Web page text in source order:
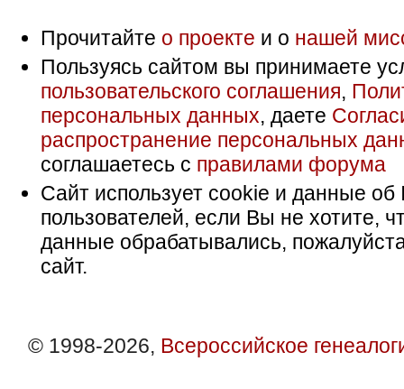
Прочитайте о проекте и о нашей
Пользуясь сайтом вы принимаете
пользовательского соглашения,
персональных данных, даете
распространение персональных
соглашаетесь с правилами форума
Сайт использует cookie и данные об
пользователей, если Вы не хотите,
данные обрабатывались,
сайт.
© 1998-2026, Всероссийское